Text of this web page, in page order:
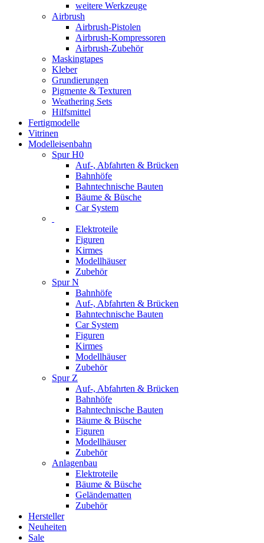
weitere Werkzeuge
Airbrush
Airbrush-Pistolen
Airbrush-Kompressoren
Airbrush-Zubehör
Maskingtapes
Kleber
Grundierungen
Pigmente & Texturen
Weathering Sets
Hilfsmittel
Fertigmodelle
Vitrinen
Modelleisenbahn
Spur H0
Auf-, Abfahrten & Brücken
Bahnhöfe
Bahntechnische Bauten
Bäume & Büsche
Car System
Elektroteile
Figuren
Kirmes
Modellhäuser
Zubehör
Spur N
Bahnhöfe
Auf-, Abfahrten & Brücken
Bahntechnische Bauten
Car System
Figuren
Kirmes
Modellhäuser
Zubehör
Spur Z
Auf-, Abfahrten & Brücken
Bahnhöfe
Bahntechnische Bauten
Bäume & Büsche
Figuren
Modellhäuser
Zubehör
Anlagenbau
Elektroteile
Bäume & Büsche
Geländematten
Zubehör
Hersteller
Neuheiten
Sale